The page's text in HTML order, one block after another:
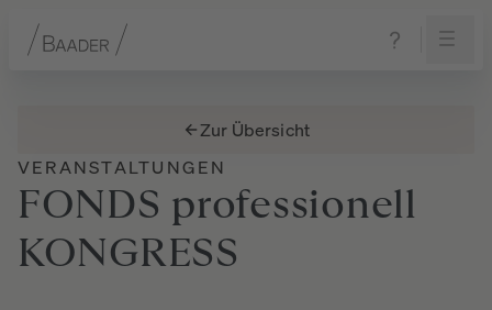
Zur Übersicht
VERANSTALTUNGEN
FONDS professionell
KONGRESS